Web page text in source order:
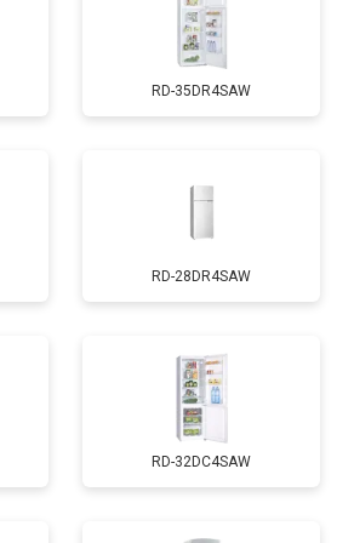
RD-35DR4SAW
RD-28DR4SAW
RD-32DC4SAW